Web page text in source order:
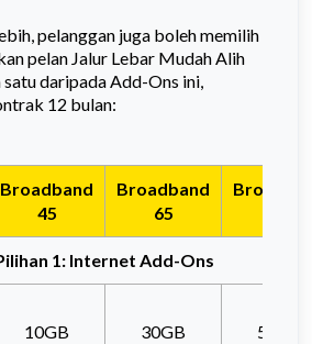
pelanggan juga boleh memilih
pelan Jalur Lebar Mudah Alih
satu daripada Add-Ons ini,
12 bulan:
Broadband
45
Broadband
65
1: Internet Add-Ons
10GB 30GB 50GB